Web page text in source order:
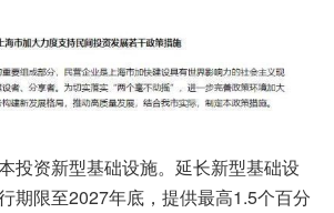
投资新型基础设施。延长新型基础设
期限至2027年底，提供最高1.5个百分